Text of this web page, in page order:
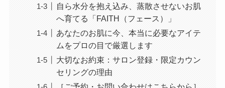
自ら水分を抱え込み、蒸散させないお肌
へ育てる「FAITH（フェース）」
あなたのお肌に今、本当に必要なアイテ
ムをプロの目で厳選します
大切なお約束：サロン登録・限定カウン
セリングの理由